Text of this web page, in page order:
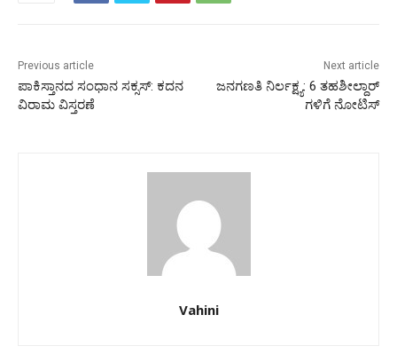
Previous article
ಪಾಕಿಸ್ತಾನದ ಸಂಧಾನ ಸಕ್ಸಸ್: ಕದನ
ವಿರಾಮ ವಿಸ್ತರಣೆ
Next article
ಜನಗಣತಿ ನಿರ್ಲಕ್ಷ್ಯ: 6 ತಹಶೀಲ್ದಾರ್
ಗಳಿಗೆ ನೋಟಿಸ್
Vahini